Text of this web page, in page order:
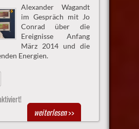
Alexander Wagandt
im Gespräch mit Jo
Conrad über die
Ereignisse Anfang
März 2014 und die
Energien.
weiterlesen>>